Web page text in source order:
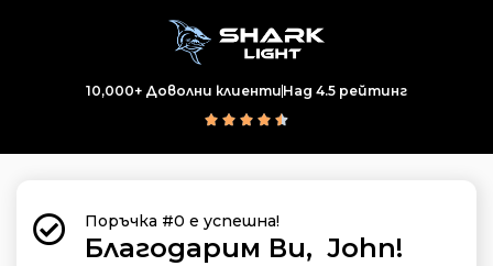
10,000+ Доволни клиенти Над 4.5 рейтинг
    
Поръчка #0 е успешна!
Благодарим Ви, John!